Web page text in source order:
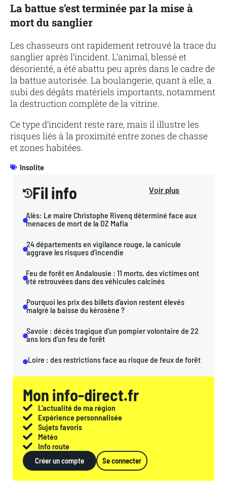
La battue s’est terminée par la mise à
mort du sanglier
Les chasseurs ont rapidement retrouvé la trace du
sanglier après l’incident. L’animal, blessé et
désorienté, a été abattu peu après dans le cadre de
la battue autorisée. La boulangerie, quant à elle, a
subi des dégâts matériels importants, notamment
la destruction complète de la vitrine.
Ce type d’incident reste rare, mais il illustre les
risques liés à la proximité entre zones de chasse
et zones habitées.
Insolite
Fil info Voir plus
Alès: Le maire Christophe Rivenq déterminé face aux
menaces de mort de la DZ Mafia
24 départements en vigilance rouge, la canicule
aggrave les risques d’incendie
Feu de forêt en Andalousie : 11 morts, des victimes ont
été retrouvées dans des véhicules calcinés
Pourquoi les prix des billets d’avion restent élevés
malgré la baisse du kérosène ?
Savoie : décès tragique d’un pompier volontaire de 22
ans lors d’un feu de forêt
Loire : des restrictions face au risque de feux de forêt
Mon info-direct.fr
L'actualité de ma région
Expérience personnalisée
Sujets favoris
Météo
Info route
Créer un compte Se connecter